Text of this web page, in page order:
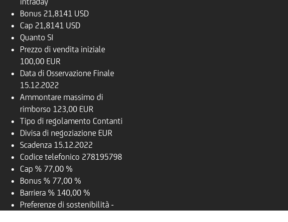
Bonus 21,8141 USD
Cap 21,8141 USD
Quanto SI
Prezzo di vendita iniziale
100,00 EUR
Data di Osservazione Finale
15.12.2022
Ammontare massimo di
rimborso 123,00 EUR
Tipo di regolamento Contanti
Divisa di negoziazione EUR
Scadenza 15.12.2022
Codice telefonico 278195798
Cap % 77,00 %
Bonus % 77,00 %
Barriera % 140,00 %
Preferenze di sostenibilità -